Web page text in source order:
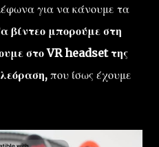
για να κάνουμε τα
βίντεο μπορούμε στη
στο VR headset της
που ίσως έχουμε